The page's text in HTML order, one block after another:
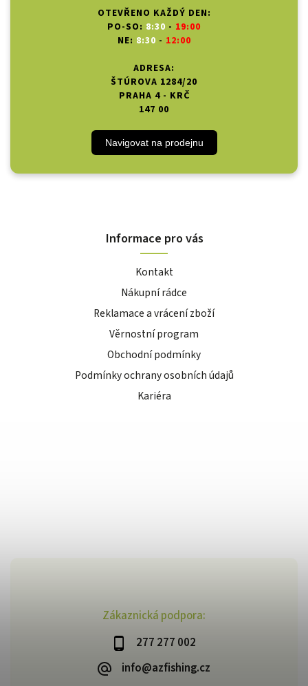
Zákaznická podpora:
277 277 002
info@azfishing.cz
OTEVŘENO KAŽDÝ DEN:
PO-SO: 8:30 - 19:00
NE: 8:30 - 12:00
ADRESA:
ŠTÚROVA 1284/20
PRAHA 4 - KRČ
147 00
Navigovat na prodejnu
Informace pro vás
Kontakt
Nákupní rádce
Reklamace a vrácení zboží
Věrnostní program
Obchodní podmínky
Podmínky ochrany osobních údajů
Kariéra